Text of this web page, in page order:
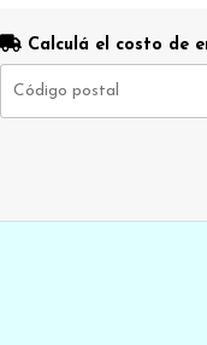
Calculá el costo de